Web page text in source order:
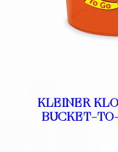
KLEINER
BUCKET-